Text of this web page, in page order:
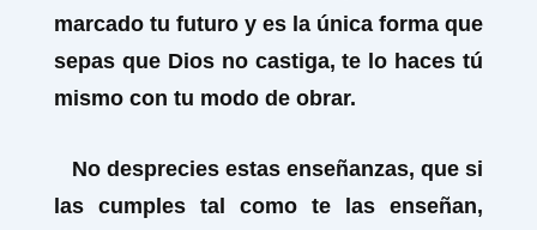
marcado tu futuro y es la única forma que
sepas que Dios no castiga, te lo haces tú
mismo con tu modo de obrar.
No desprecies estas enseñanzas, que si
las cumples tal como te las enseñan,